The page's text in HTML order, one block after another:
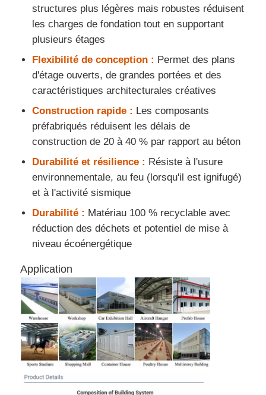
Atelier de structure en acier
Bâtiment de structure en acier
Construction de la structure en acier
Bâtiment à cadre en acier
Fabrication de structure métallique
Matériau de construction en acier
maison de volaille
troupeau de vaches
Château à chevaux
Garage en acier
structures plus légères mais robustes réduisent
les charges de fondation tout en supportant
plusieurs étages
Flexibilité de conception : Permet des plans
d'étage ouverts, de grandes portées et des
caractéristiques architecturales créatives
Construction rapide : Les composants
préfabriqués réduisent les délais de
construction de 20 à 40 % par rapport au béton
Durabilité et résilience : Résiste à l'usure
environnementale, au feu (lorsqu'il est ignifugé)
et à l'activité sismique
Durabilité : Matériau 100 % recyclable avec
réduction des déchets et potentiel de mise à
niveau écoénergétique
Application